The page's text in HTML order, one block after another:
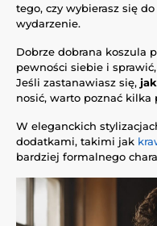
tego, czy wybierasz się
wydarzenie.
Dobrze dobrana koszula
pewności siebie i
Jeśli zastanawiasz się,
nosić, warto poznać kilka
W eleganckich
dodatkami, takimi jak
bardziej formalnego